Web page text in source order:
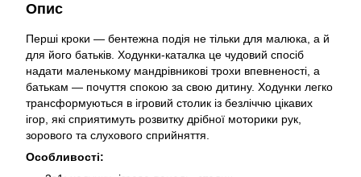
Опис
Перші кроки — бентежна подія не тільки для малюка, а й
для його батьків. Ходунки-каталка це чудовий спосіб
надати маленькому мандрівникові трохи впевненості, а
батькам — почуття спокою за свою дитину. Ходунки легко
трансформуються в ігровий столик із безліччю цікавих
ігор, які сприятимуть розвитку дрібної моторики рук,
зорового та слухового сприйняття.
Особливості: